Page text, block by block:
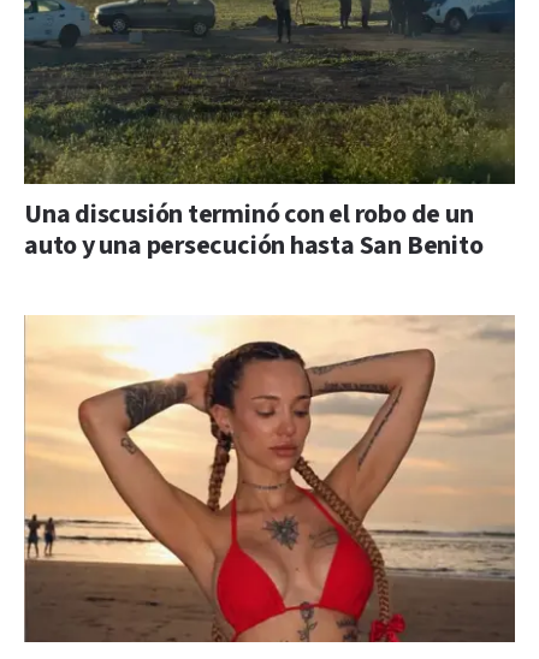
Una discusión terminó con el robo de un
auto y una persecución hasta San Benito